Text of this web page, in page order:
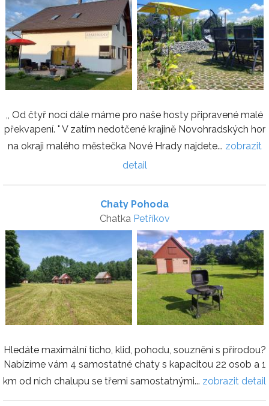
,, Od čtyř nocí dále máme pro naše hosty připravené malé
překvapení. " V zatím nedotčené krajině Novohradských hor
na okraji malého městečka Nové Hrady najdete... zobrazit
detail
Chaty Pohoda
Chatka Petříkov
Hledáte maximální ticho, klid, pohodu, souznění s přírodou?
Nabízíme vám 4 samostatné chaty s kapacitou 22 osob a 1
km od nich chalupu se třemi samostatnými... zobrazit detail